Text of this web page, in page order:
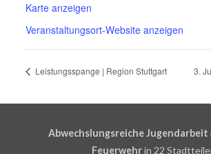
Karte anzeigen
Veranstaltungsort-Website anzeigen
Leistungsspange | Region Stuttgart 3.
Abwechslungsreiche Jugendarbeit
Feuerwehrin 22